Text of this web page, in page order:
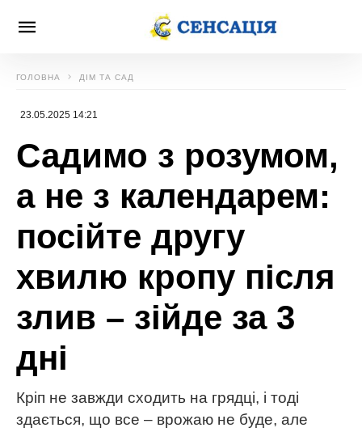
ГОЛОВНА ДІМ ТА САД
23.05.2025 14:21
Садимо з розумом,
а не з календарем:
посійте другу
хвилю кропу після
злив – зійде за 3
дні
Кріп не завжди сходить на грядці, і тоді
здається, що все – врожаю не буде, але